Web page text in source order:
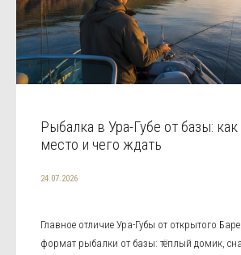
Рыбалка в Ура-Губе от базы:
место и чего ждать
24.07.2026
Главное отличие Ура-Губы от открытого
формат рыбалки от базы: тёплый домик,